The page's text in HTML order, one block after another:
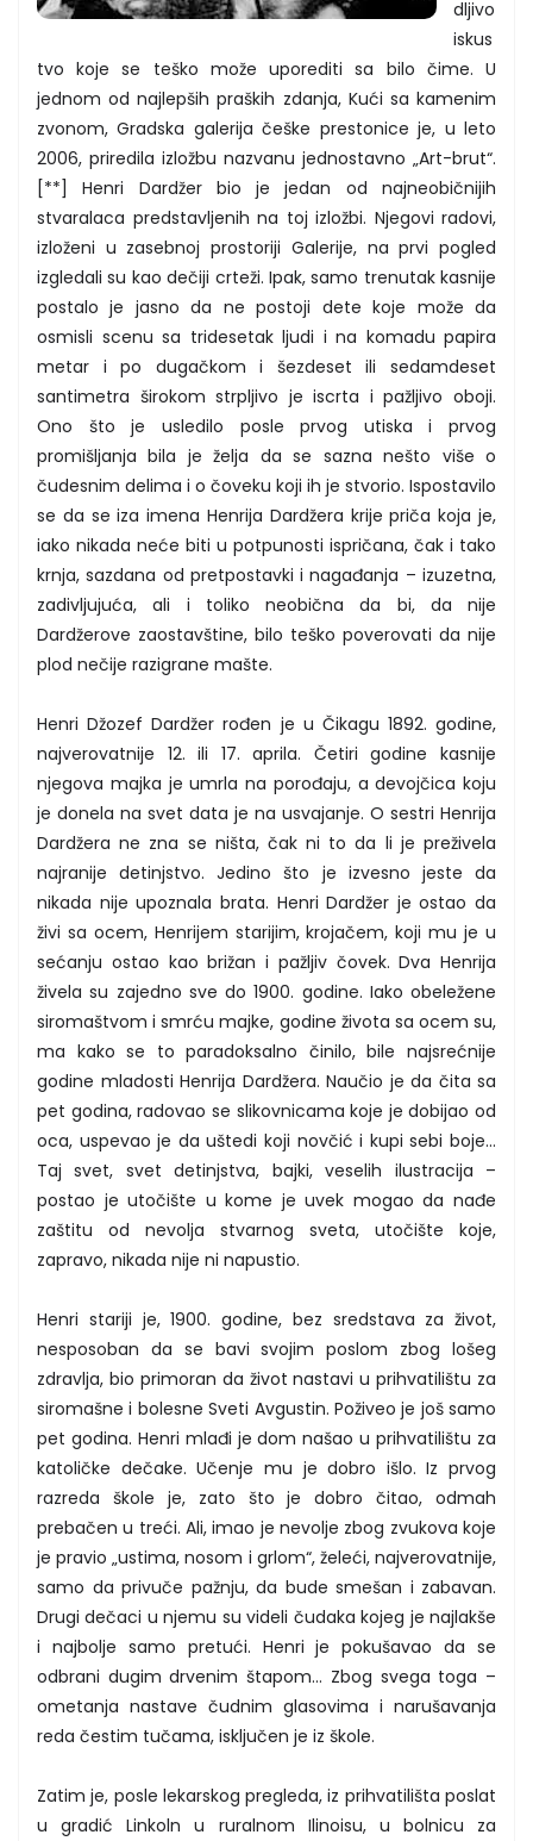
dljivo
iskus
tvo koje se teško može uporediti sa bilo čime. U
jednom od najlepših praških zdanja, Kući sa kamenim
zvonom, Gradska galerija češke prestonice je, u leto
2006, priredila izložbu nazvanu jednostavno „Art-brut“.
[**] Henri Dardžer bio je jedan od najneobičnijih
stvaralaca predstavljenih na toj izložbi. Njegovi radovi,
izloženi u zasebnoj prostoriji Galerije, na prvi pogled
izgledali su kao dečiji crteži. Ipak, samo trenutak kasnije
postalo je jasno da ne postoji dete koje može da
osmisli scenu sa tridesetak ljudi i na komadu papira
metar i po dugačkom i šezdeset ili sedamdeset
santimetra širokom strpljivo je iscrta i pažljivo oboji.
Ono što je usledilo posle prvog utiska i prvog
promišljanja bila je želja da se sazna nešto više o
čudesnim delima i o čoveku koji ih je stvorio. Ispostavilo
se da se iza imena Henrija Dardžera krije priča koja je,
iako nikada neće biti u potpunosti ispričana, čak i tako
krnja, sazdana od pretpostavki i nagađanja – izuzetna,
zadivljujuća, ali i toliko neobična da bi, da nije
Dardžerove zaostavštine, bilo teško poverovati da nije
plod nečije razigrane mašte.
Henri Džozef Dardžer rođen je u Čikagu 1892. godine,
najverovatnije 12. ili 17. aprila. Četiri godine kasnije
njegova majka je umrla na porođaju, a devojčica koju
je donela na svet data je na usvajanje. O sestri Henrija
Dardžera ne zna se ništa, čak ni to da li je preživela
najranije detinjstvo. Jedino što je izvesno jeste da
nikada nije upoznala brata. Henri Dardžer je ostao da
živi sa ocem, Henrijem starijim, krojačem, koji mu je u
sećanju ostao kao brižan i pažljiv čovek. Dva Henrija
živela su zajedno sve do 1900. godine. Iako obeležene
siromaštvom i smrću majke, godine života sa ocem su,
ma kako se to paradoksalno činilo, bile najsrećnije
godine mladosti Henrija Dardžera. Naučio je da čita sa
pet godina, radovao se slikovnicama koje je dobijao od
oca, uspevao je da uštedi koji novčić i kupi sebi boje…
Taj svet, svet detinjstva, bajki, veselih ilustracija –
postao je utočište u kome je uvek mogao da nađe
zaštitu od nevolja stvarnog sveta, utočište koje,
zapravo, nikada nije ni napustio.
Henri stariji je, 1900. godine, bez sredstava za život,
nesposoban da se bavi svojim poslom zbog lošeg
zdravlja, bio primoran da život nastavi u prihvatilištu za
siromašne i bolesne Sveti Avgustin. Poživeo je još samo
pet godina. Henri mlađi je dom našao u prihvatilištu za
katoličke dečake. Učenje mu je dobro išlo. Iz prvog
razreda škole je, zato što je dobro čitao, odmah
prebačen u treći. Ali, imao je nevolje zbog zvukova koje
je pravio „ustima, nosom i grlom“, želeći, najverovatnije,
samo da privuče pažnju, da bude smešan i zabavan.
Drugi dečaci u njemu su videli čudaka kojeg je najlakše
i najbolje samo pretući. Henri je pokušavao da se
odbrani dugim drvenim štapom… Zbog svega toga –
ometanja nastave čudnim glasovima i narušavanja
reda čestim tučama, isključen je iz škole.
Zatim je, posle lekarskog pregleda, iz prihvatilišta poslat
u gradić Linkoln u ruralnom Ilinoisu, u bolnicu za